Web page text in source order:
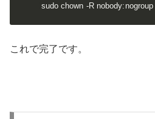
sudo chown -R
これで完了です。